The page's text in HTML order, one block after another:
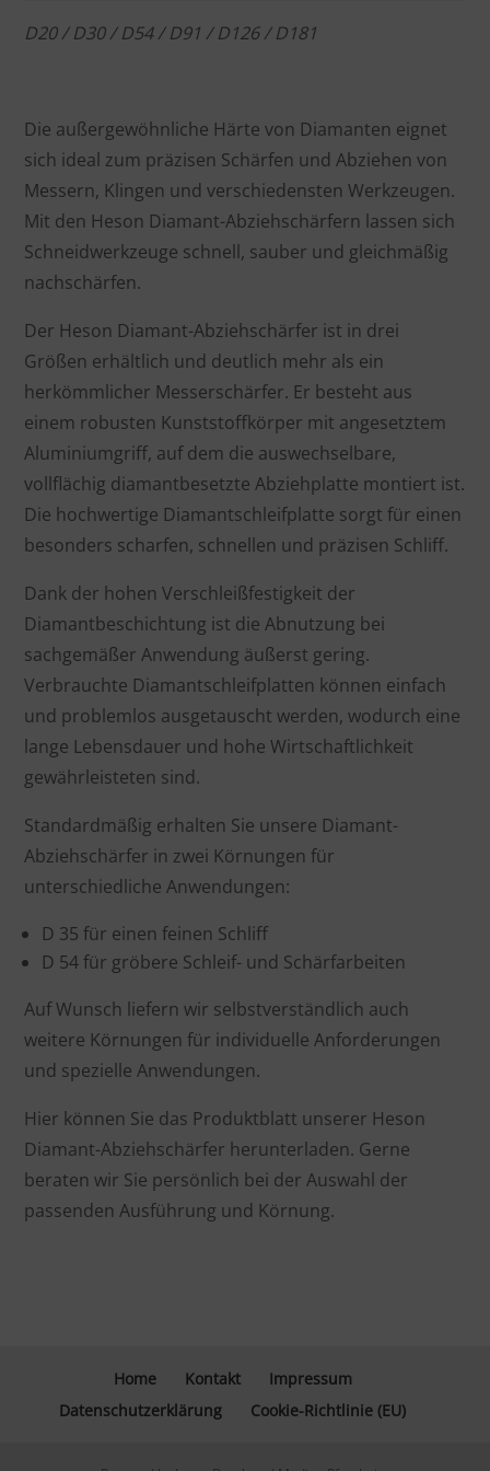
D20 / D30 / D54 / D91 / D126 / D181
Die außergewöhnliche Härte von Diamanten eignet
sich ideal zum präzisen Schärfen und Abziehen von
Messern, Klingen und verschiedensten Werkzeugen.
Mit den Heson Diamant-Abziehschärfern lassen sich
Schneidwerkzeuge schnell, sauber und gleichmäßig
nachschärfen.
Der Heson Diamant-Abziehschärfer ist in drei
Größen erhältlich und deutlich mehr als ein
herkömmlicher Messerschärfer. Er besteht aus
einem robusten Kunststoffkörper mit angesetztem
Aluminiumgriff, auf dem die auswechselbare,
vollflächig diamantbesetzte Abziehplatte montiert ist.
Die hochwertige Diamantschleifplatte sorgt für einen
besonders scharfen, schnellen und präzisen Schliff.
Dank der hohen Verschleißfestigkeit der
Diamantbeschichtung ist die Abnutzung bei
sachgemäßer Anwendung äußerst gering.
Verbrauchte Diamantschleifplatten können einfach
und problemlos ausgetauscht werden, wodurch eine
lange Lebensdauer und hohe Wirtschaftlichkeit
gewährleisteten sind.
Standardmäßig erhalten Sie unsere Diamant-
Abziehschärfer in zwei Körnungen für
unterschiedliche Anwendungen:
D 35 für einen feinen Schliff
D 54 für gröbere Schleif- und Schärfarbeiten
Auf Wunsch liefern wir selbstverständlich auch
weitere Körnungen für individuelle Anforderungen
und spezielle Anwendungen.
Hier können Sie das Produktblatt unserer Heson
Diamant-Abziehschärfer herunterladen. Gerne
beraten wir Sie persönlich bei der Auswahl der
passenden Ausführung und Körnung.
Home Kontakt
Impressum
Datenschutzerklärung
Cookie-Richtlinie (EU)